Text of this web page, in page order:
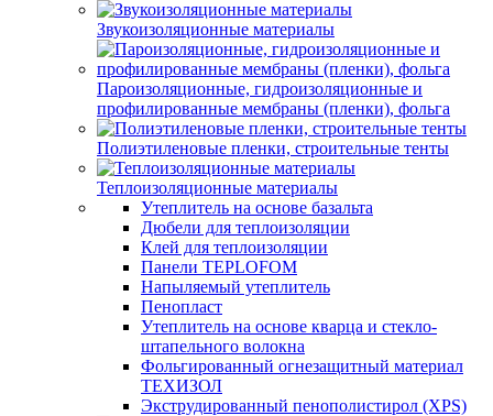
Звукоизоляционные материалы
Пароизоляционные, гидроизоляционные и
профилированные мембраны (пленки), фольга
Полиэтиленовые пленки, строительные тенты
Теплоизоляционные материалы
Утеплитель на основе базальта
Дюбели для теплоизоляции
Клей для теплоизоляции
Панели TEPLOFOM
Напыляемый утеплитель
Пенопласт
Утеплитель на основе кварца и стекло-
штапельного волокна
Фольгированный огнезащитный материал
ТЕХИЗОЛ
Экструдированный пенополистирол (XPS)